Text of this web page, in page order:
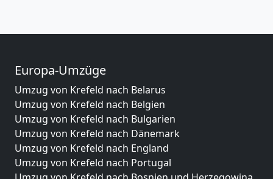
Europa-Umzüge
Umzug von Krefeld nach Belarus
Umzug von Krefeld nach Belgien
Umzug von Krefeld nach Bulgarien
Umzug von Krefeld nach Dänemark
Umzug von Krefeld nach England
Umzug von Krefeld nach Portugal